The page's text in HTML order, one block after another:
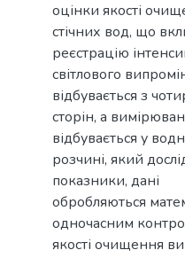
оцінки якості
стічних вод, що
реєстрацію
світлового
відбувається з
сторін, а
відбувається у
розчині, який
показники, дані
обробляються
одночасним
якості очищення